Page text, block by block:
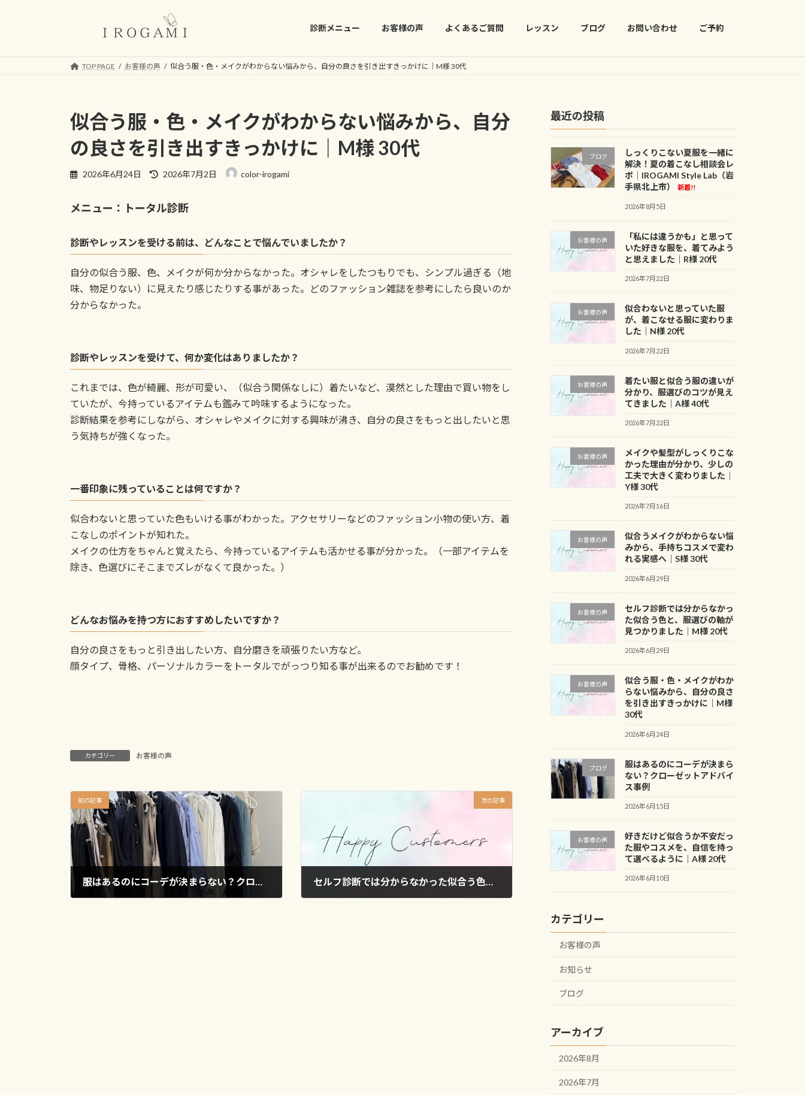
診断メニュー お客様の声 よくあるご質問 レッスン ブログ お問い合わせ ご予約
TOP PAGE お客様の声 似合う服・色・メイクがわからない悩みから、自分の良さを引き出すきっかけに｜M様 30代
似合う服・色・メイクがわからない悩みから、自分
の良さを引き出すきっかけに｜M様 30代
2026年6月24日
最
新
:
2026年7月2日 color-irogami
メニュー：トータル診断
診断やレッスンを受ける前は、どんなことで悩んでいましたか？
自分の似合う服、色、メイクが何か分からなかった。オシャレをしたつもりでも、シンプル過ぎる（地
味、物足りない）に見えたり感じたりする事があった。どのファッション雑誌を参考にしたら良いのか
分からなかった。
診断やレッスンを受けて、何か変化はありましたか？
これまでは、色が綺麗、形が可愛い、（似合う関係なしに）着たいなど、漠然とした理由で買い物をし
ていたが、今持っているアイテムも鑑みて吟味するようになった。
診断結果を参考にしながら、オシャレやメイクに対する興味が沸き、自分の良さをもっと出したいと思
う気持ちが強くなった。
一番印象に残っていることは何ですか？
似合わないと思っていた色もいける事がわかった。アクセサリーなどのファッション小物の使い方、着
こなしのポイントが知れた。
メイクの仕方をちゃんと覚えたら、今持っているアイテムも活かせる事が分かった。（一部アイテムを
除き、色選びにそこまでズレがなくて良かった。）
どんなお悩みを持つ方におすすめしたいですか？
自分の良さをもっと引き出したい方、自分磨きを頑張りたい方など。
顔タイプ、骨格、パーソナルカラーをトータルでがっつり知る事が出来るのでお勧めです！
カテゴリー お客様の声
前の記事
服はあるのにコーデが決まらない？クローゼットアドバイス事例
次の記事
セルフ診断では分からなかった似合う色と、服選びの軸が見つかりました｜M様 20代
最近の投稿
ブログ
しっくりこない夏服を一緒に
解決！夏の着こなし相談会レ
ポ｜IROGAMI Style Lab（岩
手県北上市）
新着!!
2026年8月5日
お客様の声
「私には違うかも」と思って
いた好きな服を、着てみよう
と思えました｜R様 20代
2026年7月22日
お客様の声
似合わないと思っていた服
が、着こなせる服に変わりま
した｜N様 20代
2026年7月22日
お客様の声
着たい服と似合う服の違いが
分かり、服選びのコツが見え
てきました｜A様 40代
2026年7月22日
お客様の声
メイクや髪型がしっくりこな
かった理由が分かり、少しの
工夫で大きく変わりました｜
Y様 30代
2026年7月16日
お客様の声
似合うメイクがわからない悩
みから、手持ちコスメで変わ
れる実感へ｜S様 30代
2026年6月29日
お客様の声
セルフ診断では分からなかっ
た似合う色と、服選びの軸が
見つかりました｜M様 20代
2026年6月29日
お客様の声
似合う服・色・メイクがわか
らない悩みから、自分の良さ
を引き出すきっかけに｜M様
30代
2026年6月24日
ブログ
服はあるのにコーデが決まら
ない？クローゼットアドバイ
ス事例
2026年6月15日
お客様の声
好きだけど似合うか不安だっ
た服やコスメを、自信を持っ
て選べるように｜A様 20代
2026年6月10日
カテゴリー
お客様の声
お知らせ
ブログ
アーカイブ
2026年8月
2026年7月